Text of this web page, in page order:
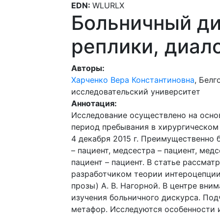
EDN: WLURLX
Больничный
реплики,
Авторы:
Харченко Вера Константиновна,
исследовательский университет
Аннотация:
Исследование осуществлено на
период пребывания в
4 декабря 2015 г.
– пациент, медсестра – пациент,
пациент – пациент. В статье
разработчиком теории
прозы) А. В. Нагорной. В центре
изучения больничного дискурса.
метафор. Исследуются особенности